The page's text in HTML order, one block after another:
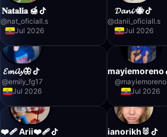
𝐍𝐚𝐭𝐚𝐥𝐢𝐚 🍯
@nat_oficiall.s
Jul 2026
𝓓𝓪𝓷𝓲 🐝
@danii_oficiall.s
Jul 2026
𝓔𝓶𝓲𝓵𝔂🦋
@emily_fg17
Jul 2026
mayiemoreno
@mayiemoreno
Jul 2026
❤️‍🩹 Arii❤️‍🩹 ianorikh🐰